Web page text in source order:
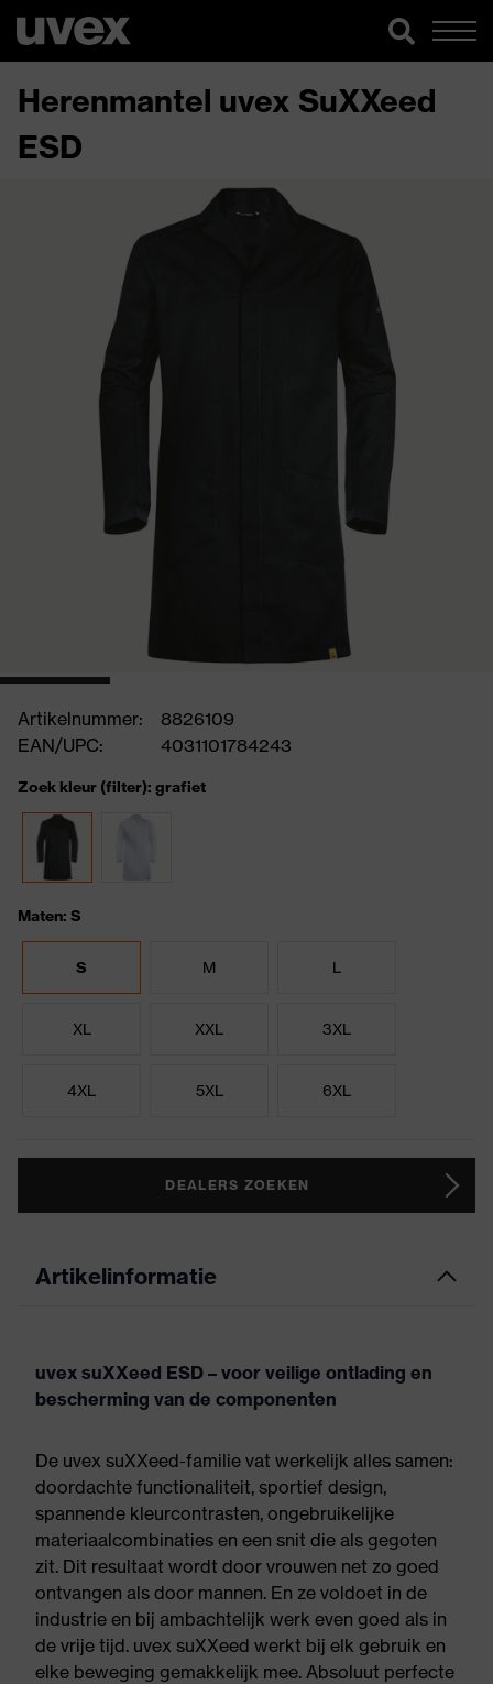
Herenmantel uvex SuXXeed
ESD
Artikelnummer:
8826109
EAN/UPC:
4031101784243
Zoek kleur (filter): grafiet
Maten: S
S M L
XL XXL 3XL
4XL 5XL 6XL
DEALERS ZOEKEN
Artikelinformatie
uvex suXXeed ESD – voor veilige ontlading en
bescherming van de componenten
De uvex suXXeed-familie vat werkelijk alles samen:
doordachte functionaliteit, sportief design,
spannende kleurcontrasten, ongebruikelijke
materiaalcombinaties en een snit die als gegoten
zit. Dit resultaat wordt door vrouwen net zo goed
ontvangen als door mannen. En ze voldoet in de
industrie en bij ambachtelijk werk even goed als in
de vrije tijd. uvex suXXeed werkt bij elk gebruik en
elke beweging gemakkelijk mee. Absoluut perfecte